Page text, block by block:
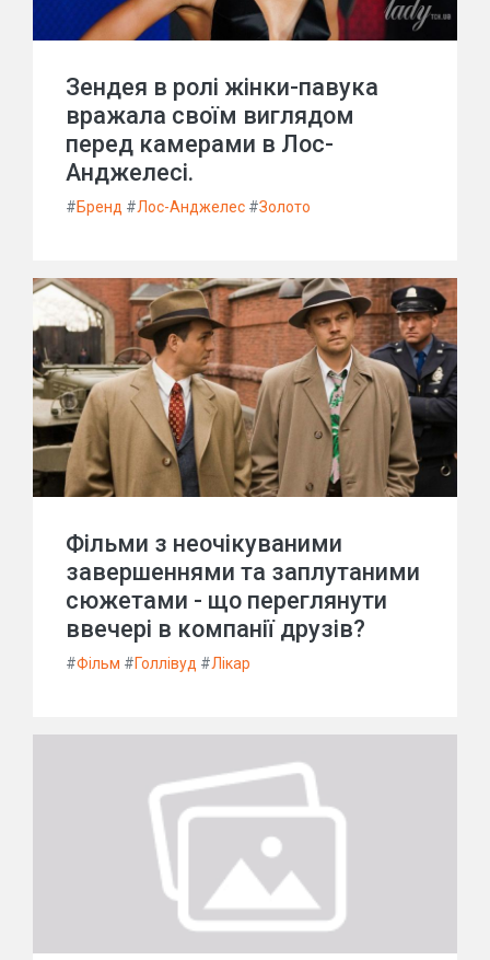
Зендея в ролі жінки-павука
вражала своїм виглядом
перед камерами в Лос-
Анджелесі.
#Бренд #Лос-Анджелес #Золото
Фільми з неочікуваними
завершеннями та заплутаними
сюжетами - що переглянути
ввечері в компанії друзів?
#Фільм #Голлівуд #Лікар